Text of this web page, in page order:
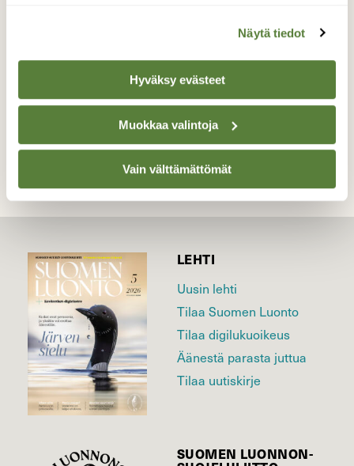
Näytä tiedot
Hyväksy evästeet
Muokkaa valintoja
Vain välttämättömät
Valokuvaaja: Irma Mikkola, Ruovesi 16.06.2018
TAKAISIN LISTAAN
LEHTI
Uusin lehti
Tilaa Suomen Luonto
Tilaa digilukuoikeus
Äänestä parasta juttua
Tilaa uutiskirje
SUOMEN LUONNON­